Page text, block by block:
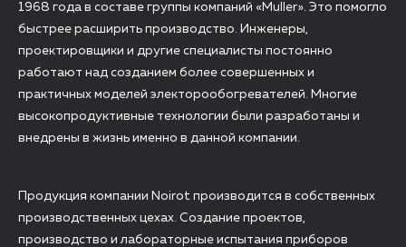
1968 года в составе группы компаний «Muller». Это помогло
быстрее расширить производство. Инженеры,
проектировщики и другие специалисты постоянно
работают над созданием более совершенных и
практичных моделей электорообогревателей. Многие
высокопродуктивные технологии были разработаны и
внедрены в жизнь именно в данной компании.
Продукция компании Noirot производится в собственных
производственных цехах. Создание проектов,
производство и лабораторные испытания приборов